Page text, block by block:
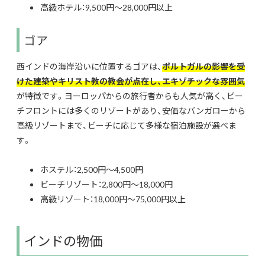
高級ホテル：9,500円〜28,000円以上
ゴア
西インドの海岸沿いに位置するゴアは、 ポルトガルの影響を受
けた建築やキリスト教の教会が点在し、エキゾチックな雰囲気
が特徴です。ヨーロッパからの旅行者からも人気が高く、ビー
チフロントには多くのリゾートがあり、安価なバンガローから
高級リゾートまで、ビーチに応じて多様な宿泊施設が選べま
す。
ホステル：2,500円〜4,500円
ビーチリゾート：2,800円〜18,000円
高級リゾート：18,000円〜75,000円以上
インドの物価